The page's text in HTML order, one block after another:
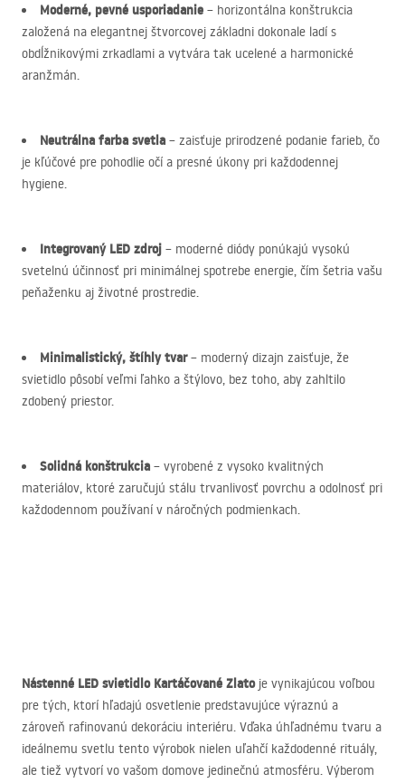
Moderné, pevné usporiadanie – horizontálna konštrukcia
založená na elegantnej štvorcovej základni dokonale ladí s
obdĺžnikovými zrkadlami a vytvára tak ucelené a harmonické
aranžmán.
Neutrálna farba svetla – zaisťuje prirodzené podanie farieb, čo
je kľúčové pre pohodlie očí a presné úkony pri každodennej
hygiene.
Integrovaný LED zdroj – moderné diódy ponúkajú vysokú
svetelnú účinnosť pri minimálnej spotrebe energie, čím šetria vašu
peňaženku aj životné prostredie.
Minimalistický, štíhly tvar– moderný dizajn zaisťuje, že
svietidlo pôsobí veľmi ľahko a štýlovo, bez toho, aby zahltilo
zdobený priestor.
Solidná konštrukcia – vyrobené z vysoko kvalitných
materiálov, ktoré zaručujú stálu trvanlivosť povrchu a odolnosť pri
každodennom používaní v náročných podmienkach.
Nástenné LED svietidlo Kartáčované Zlatoje vynikajúcou voľbou
pre tých, ktorí hľadajú osvetlenie predstavujúce výraznú a
zároveň rafinovanú dekoráciu interiéru. Vďaka úhľadnému tvaru a
ideálnemu svetlu tento výrobok nielen uľahčí každodenné rituály,
ale tiež vytvorí vo vašom domove jedinečnú atmosféru. Výberom